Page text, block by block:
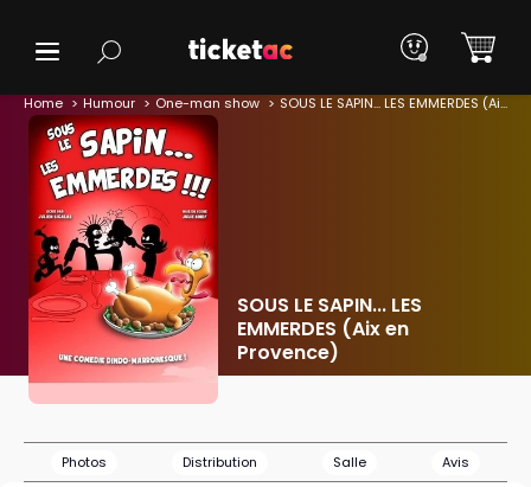
Home Humour One-man show SOUS LE SAPIN... LES EMMERDES (Aix en Provence)
SOUS LE SAPIN... LES
EMMERDES (Aix en
Provence)
Photos Distribution Salle Avis